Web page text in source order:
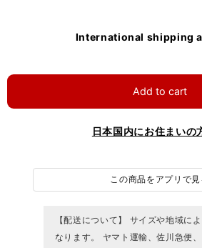
International shipping
Add to cart
日本国内にお住まいの
この商品をアプリで見
【配送について】 サイズや地域に
なります。 ヤマト運輸、佐川急便